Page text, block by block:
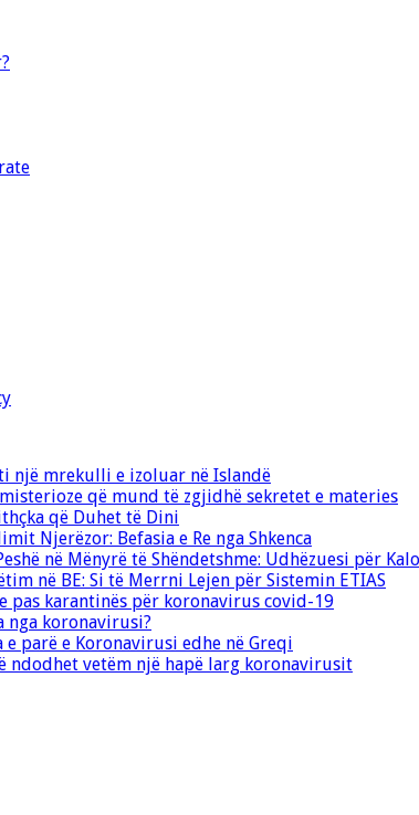
një mrekulli e izoluar në Islandë
që mund të zgjidhë sekretet e materies
që Duhet të Dini
Njerëzor: Befasia e Re nga Shkenca
në Mënyrë të Shëndetshme: Udhëzuesi për
në BE: Si të Merrni Lejen për Sistemin ETIAS
pas karantinës për koronavirus covid-19
nga koronavirusi?
parë e Koronavirusi edhe në Greqi
ndodhet vetëm një hapë larg koronavirusit